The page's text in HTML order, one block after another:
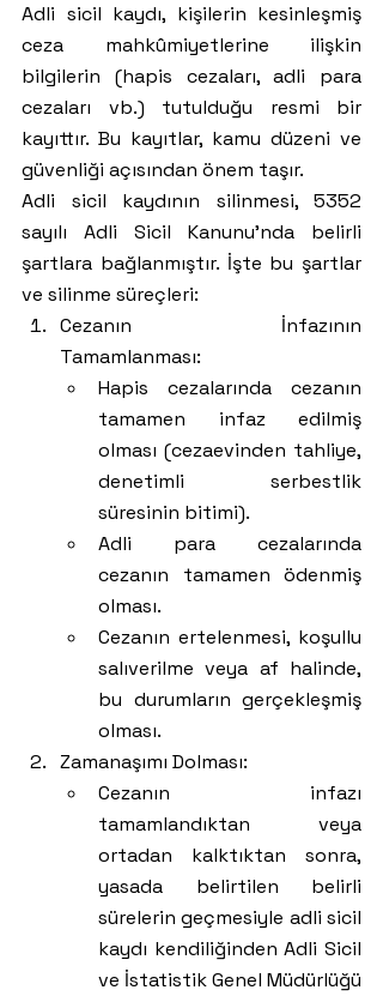
Adli sicil kaydı, kişilerin kesinleşmiş
ceza mahkûmiyetlerine ilişkin
bilgilerin (hapis cezaları, adli para
cezaları vb.) tutulduğu resmi bir
kayıttır. Bu kayıtlar, kamu düzeni ve
güvenliği açısından önem taşır.
Adli sicil kaydının silinmesi, 5352
sayılı Adli Sicil Kanunu'nda belirli
şartlara bağlanmıştır. İşte bu şartlar
ve silinme süreçleri:
Cezanın İnfazının
Tamamlanması:
Hapis cezalarında cezanın
tamamen infaz edilmiş
olması (cezaevinden tahliye,
denetimli serbestlik
süresinin bitimi).
Adli para cezalarında
cezanın tamamen ödenmiş
olması.
Cezanın ertelenmesi, koşullu
salıverilme veya af halinde,
bu durumların gerçekleşmiş
olması.
Zamanaşımı Dolması:
Cezanın infazı
tamamlandıktan veya
ortadan kalktıktan sonra,
yasada belirtilen belirli
sürelerin geçmesiyle adli sicil
kaydı kendiliğinden Adli Sicil
ve İstatistik Genel Müdürlüğü